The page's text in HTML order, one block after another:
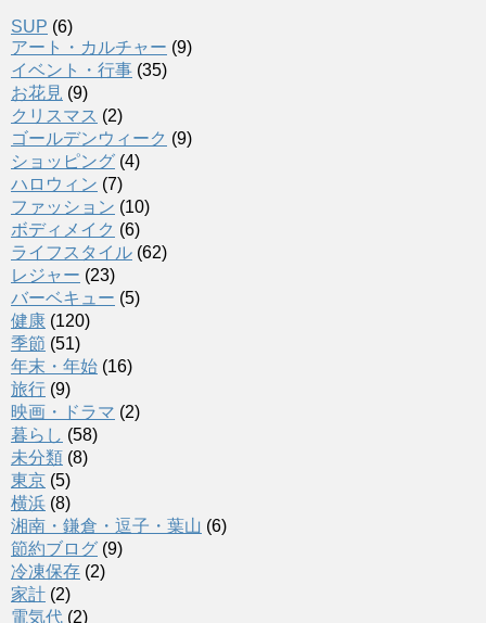
SUP (6)
アート・カルチャー (9)
イベント・行事 (35)
お花見 (9)
クリスマス (2)
ゴールデンウィーク (9)
ショッピング (4)
ハロウィン (7)
ファッション (10)
ボディメイク (6)
ライフスタイル (62)
レジャー (23)
バーベキュー (5)
健康 (120)
季節 (51)
年末・年始 (16)
旅行 (9)
映画・ドラマ (2)
暮らし (58)
未分類 (8)
東京 (5)
横浜 (8)
湘南・鎌倉・逗子・葉山 (6)
節約ブログ (9)
冷凍保存 (2)
家計 (2)
電気代 (2)